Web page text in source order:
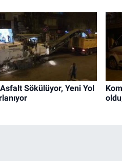
Sökülüyor, Yeni Yol